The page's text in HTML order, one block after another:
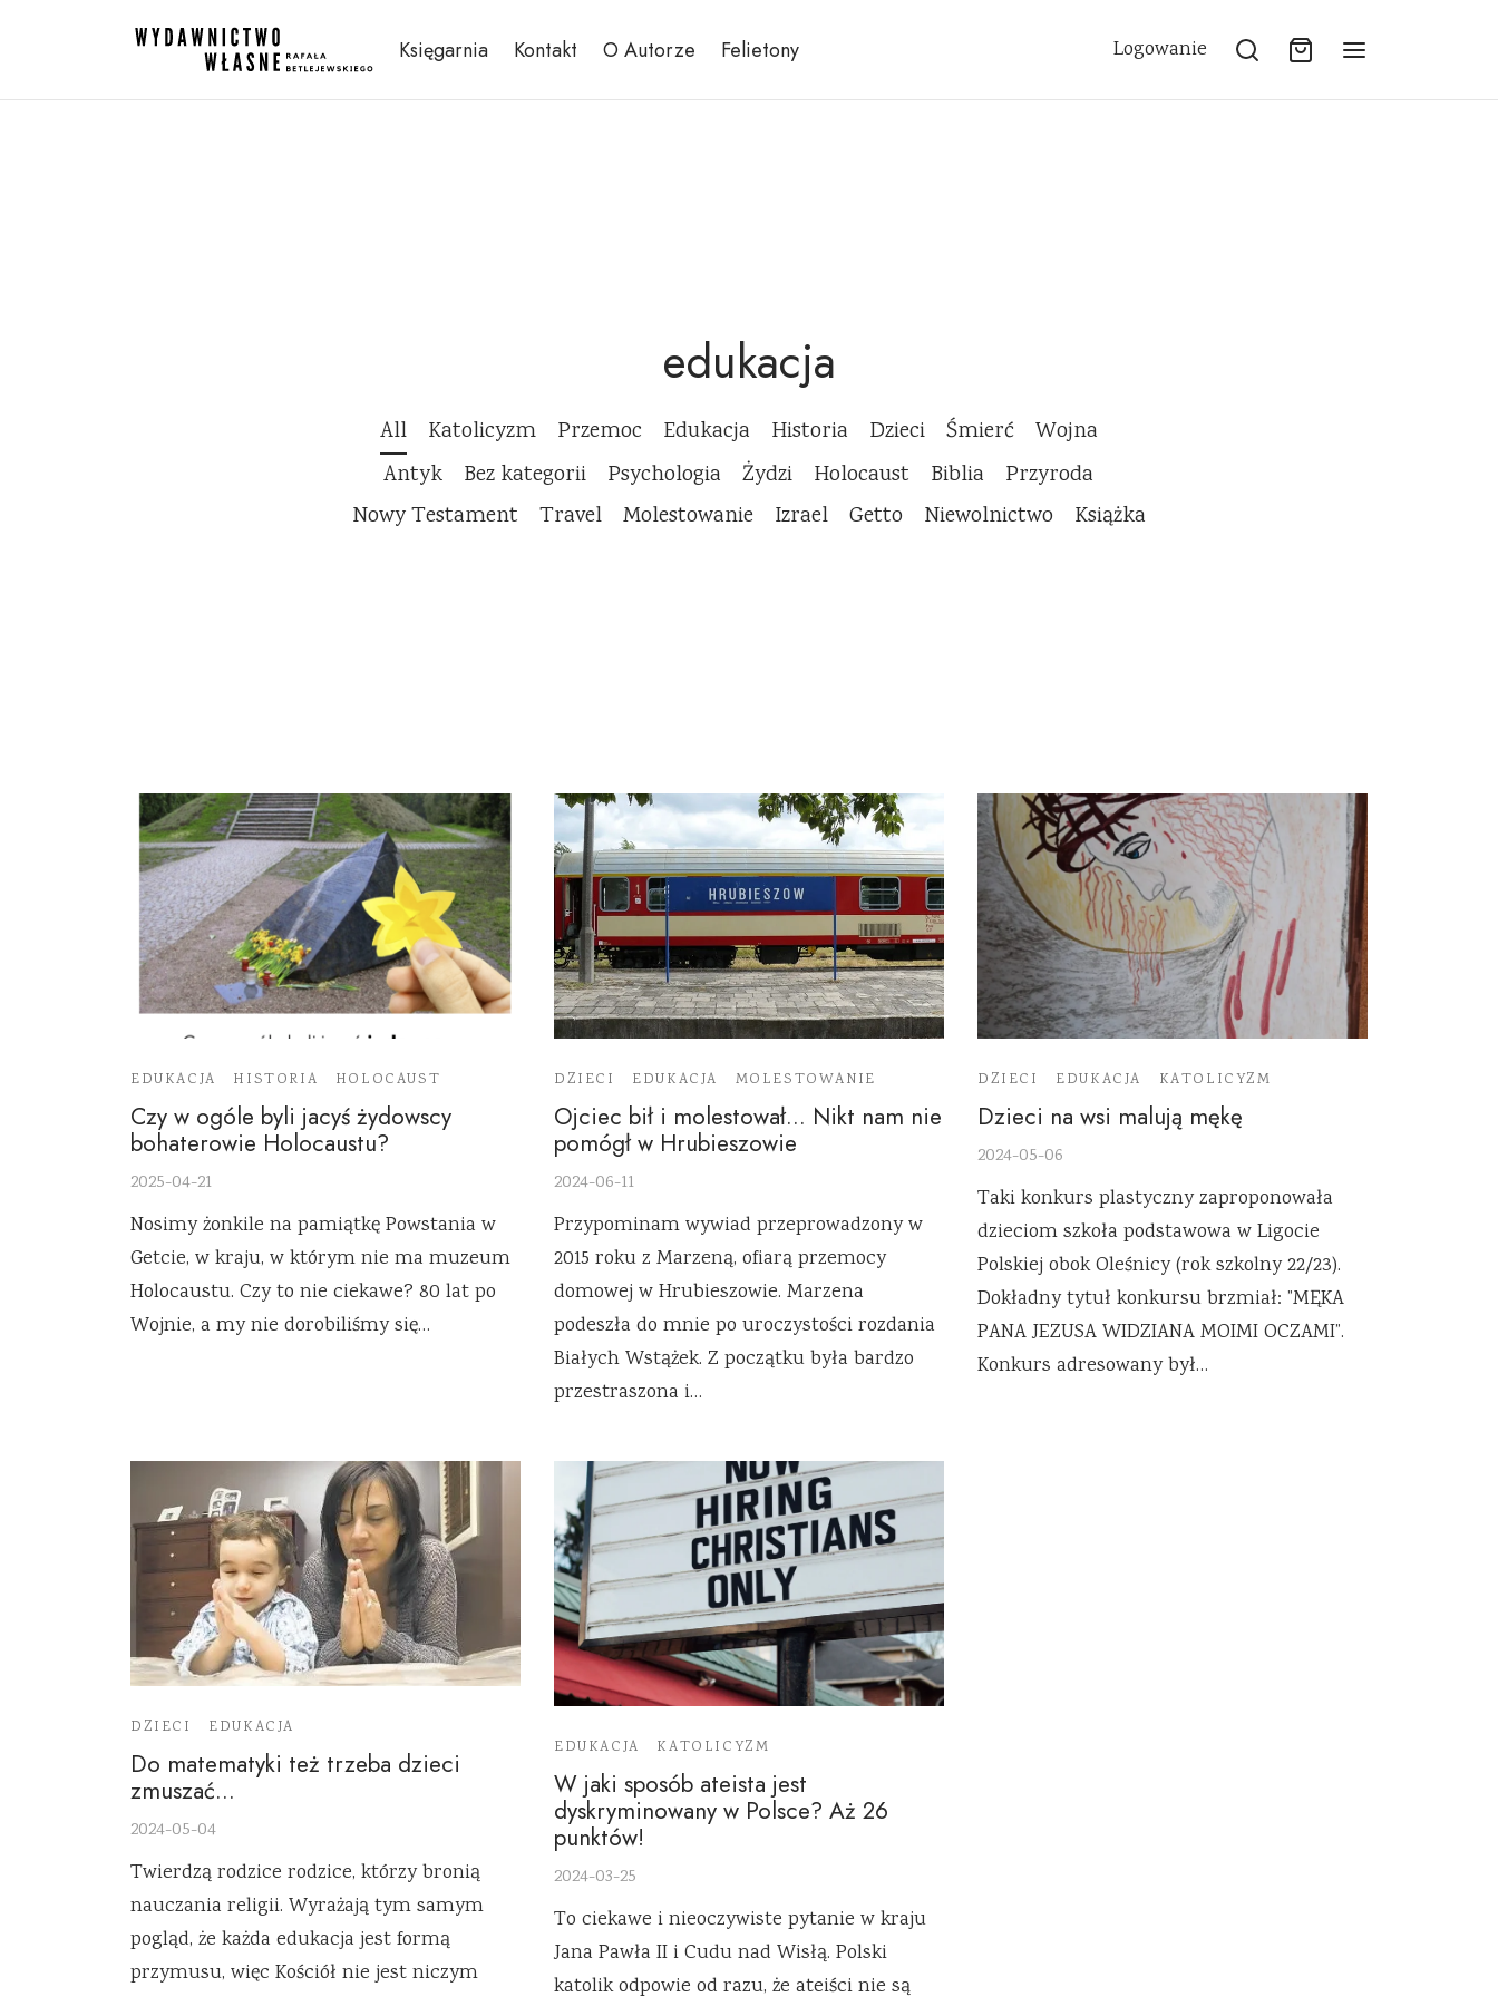
Księgarnia Kontakt O Autorze Felietony Logowanie
edukacja
All Katolicyzm Przemoc Edukacja Historia Dzieci Śmierć
Wojna
Antyk
Bez kategorii Psychologia Żydzi Holocaust Biblia
Przyroda
Nowy Testament
Travel Molestowanie Izrael Getto Niewolnictwo Książka
EDUKACJA HISTORIA HOLOCAUST
Czy w ogóle byli jacyś żydowscy
bohaterowie Holocaustu?
2025-04-21
Nosimy żonkile na pamiątkę Powstania w
Getcie, w kraju, w którym nie ma muzeum
Holocaustu. Czy to nie ciekawe? 80 lat po
Wojnie, a my nie dorobiliśmy się…
DZIECI EDUKACJA MOLESTOWANIE
Ojciec bił i molestował… Nikt nam nie
pomógł w Hrubieszowie
2024-06-11
Przypominam wywiad przeprowadzony w
2015 roku z Marzeną, ofiarą przemocy
domowej w Hrubieszowie. Marzena
podeszła do mnie po uroczystości rozdania
Białych Wstążek. Z początku była bardzo
przestraszona i…
DZIECI EDUKACJA KATOLICYZM
Dzieci na wsi malują mękę
2024-05-06
Taki konkurs plastyczny zaproponowała
dzieciom szkoła podstawowa w Ligocie
Polskiej obok Oleśnicy (rok szkolny 22/23).
Dokładny tytuł konkursu brzmiał: ”MĘKA
PANA JEZUSA WIDZIANA MOIMI OCZAMI”.
Konkurs adresowany był…
DZIECI EDUKACJA
Do matematyki też trzeba dzieci
zmuszać…
2024-05-04
Twierdzą rodzice rodzice, którzy bronią
nauczania religii. Wyrażają tym samym
pogląd, że każda edukacja jest formą
przymusu, więc Kościół nie jest niczym
EDUKACJA KATOLICYZM
W jaki sposób ateista jest
dyskryminowany w Polsce? Aż 26
punktów!
2024-03-25
To ciekawe i nieoczywiste pytanie w kraju
Jana Pawła II i Cudu nad Wisłą. Polski
katolik odpowie od razu, że ateiści nie są